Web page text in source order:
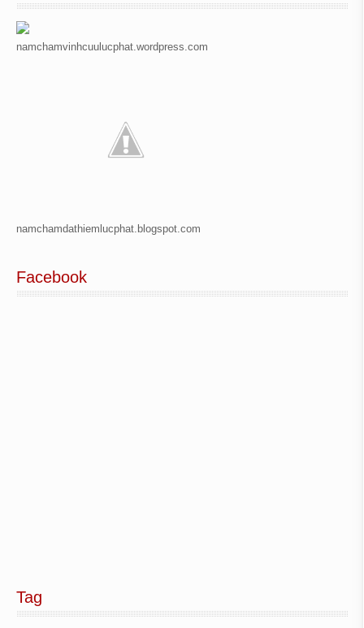
namchamvinhcuulucphat.wordpress.com
namchamdathiemlucphat.blogspot.com
Facebook
Tag